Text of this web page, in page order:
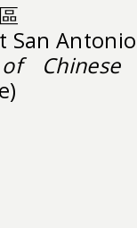
San Antonio
Chinese